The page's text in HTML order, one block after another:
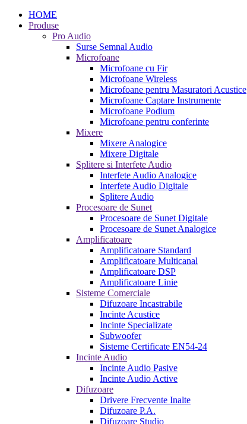
HOME
Produse
Pro Audio
Surse Semnal Audio
Microfoane
Microfoane cu Fir
Microfoane Wireless
Microfoane pentru Masuratori Acustice
Microfoane Captare Instrumente
Microfoane Podium
Microfoane pentru conferinte
Mixere
Mixere Analogice
Mixere Digitale
Splitere si Interfete Audio
Interfete Audio Analogice
Interfete Audio Digitale
Splitere Audio
Procesoare de Sunet
Procesoare de Sunet Digitale
Procesoare de Sunet Analogice
Amplificatoare
Amplificatoare Standard
Amplificatoare Multicanal
Amplificatoare DSP
Amplificatoare Linie
Sisteme Comerciale
Difuzoare Incastrabile
Incinte Acustice
Incinte Specializate
Subwoofer
Sisteme Certificate EN54-24
Incinte Audio
Incinte Audio Pasive
Incinte Audio Active
Difuzoare
Drivere Frecvente Inalte
Difuzoare P.A.
Difuzoare Studio